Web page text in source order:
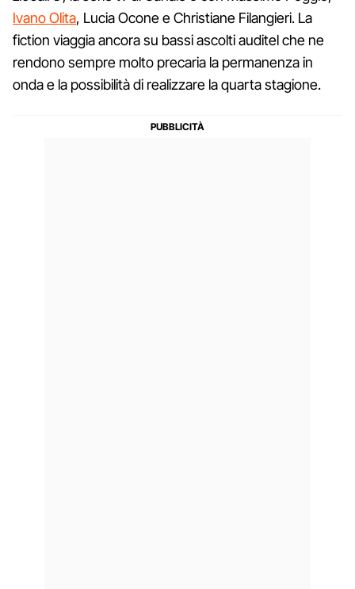
Ivano Olita, Lucia Ocone e Christiane Filangieri. La
fiction viaggia ancora su bassi ascolti auditel che ne
rendono sempre molto precaria la permanenza in
onda e la possibilità di realizzare la quarta stagione.